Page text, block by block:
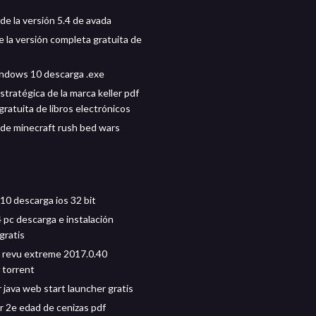
la versión 5.4 de avada
la versión completa gratuita de
10 descarga .exe
de la marca keller pdf
de libros electrónicos
minecraft rush bed wars
descarga ios 32 bit
pc descarga e instalación
revu extreme 2017.0.40
torrent
java web start launcher gratis
2e edad de cenizas pdf